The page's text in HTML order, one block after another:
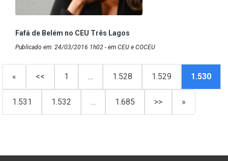
Fafá de Belém no CEU Três Lagos
Publicado em: 24/03/2016 1h02 - em CEU e COCEU
« << 1 … 1.528 1.529 1.530
1.531 1.532 … 1.685 >> »